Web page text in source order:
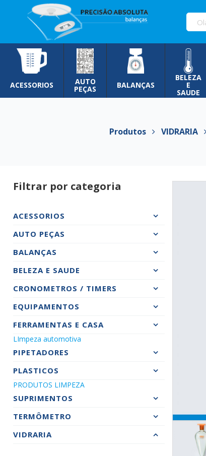
Pular
para
conteúdo
ACESSORIOS AUTO
PEÇAS BALANÇAS
BELEZA
E
SAUDE
Produtos VIDRARIA
Filtrar por categoria
ACESSORIOS
AUTO PEÇAS
BALANÇAS
BELEZA E SAUDE
CRONOMETROS / TIMERS
EQUIPAMENTOS
FERRAMENTAS E CASA
LImpeza automotiva
PIPETADORES
PLASTICOS
PRODUTOS LIMPEZA
SUPRIMENTOS
TERMÔMETRO
VIDRARIA